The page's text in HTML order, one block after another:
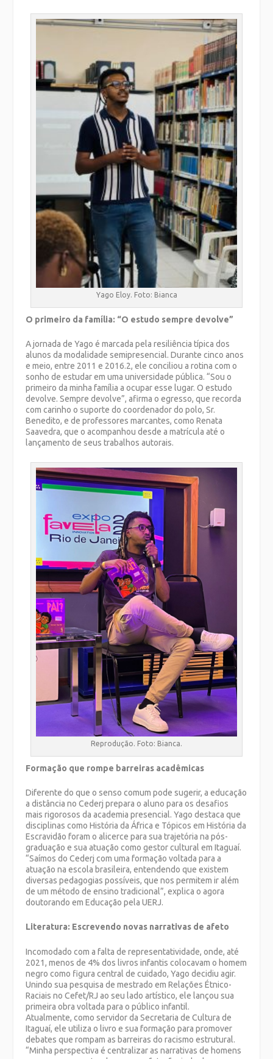
Yago Eloy. Foto: Bianca
O primeiro da família: “O estudo sempre devolve”
A jornada de Yago é marcada pela resiliência típica dos
alunos da modalidade semipresencial. Durante cinco anos
e meio, entre 2011 e 2016.2, ele conciliou a rotina com o
sonho de estudar em uma universidade pública. “Sou o
primeiro da minha família a ocupar esse lugar. O estudo
devolve. Sempre devolve”, afirma o egresso, que recorda
com carinho o suporte do coordenador do polo, Sr.
Benedito, e de professores marcantes, como Renata
Saavedra, que o acompanhou desde a matrícula até o
lançamento de seus trabalhos autorais.
Reprodução. Foto: Bianca.
Formação que rompe barreiras acadêmicas
Diferente do que o senso comum pode sugerir, a educação
a distância no Cederj prepara o aluno para os desafios
mais rigorosos da academia presencial. Yago destaca que
disciplinas como História da África e Tópicos em História da
Escravidão foram o alicerce para sua trajetória na pós-
graduação e sua atuação como gestor cultural em Itaguaí.
“Saímos do Cederj com uma formação voltada para a
atuação na escola brasileira, entendendo que existem
diversas pedagogias possíveis, que nos permitem ir além
de um método de ensino tradicional”, explica o agora
doutorando em Educação pela UERJ.
Literatura: Escrevendo novas narrativas de afeto
Incomodado com a falta de representatividade, onde, até
2021, menos de 4% dos livros infantis colocavam o homem
negro como figura central de cuidado, Yago decidiu agir.
Unindo sua pesquisa de mestrado em Relações Étnico-
Raciais no Cefet/RJ ao seu lado artístico, ele lançou sua
primeira obra voltada para o público infantil.
Atualmente, como servidor da Secretaria de Cultura de
Itaguaí, ele utiliza o livro e sua formação para promover
debates que rompam as barreiras do racismo estrutural.
“Minha perspectiva é centralizar as narrativas de homens